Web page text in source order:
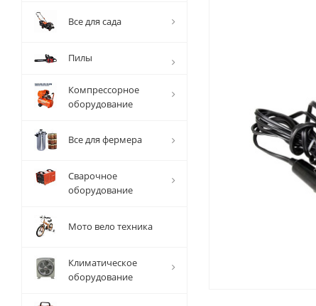
Все для сада
Пилы
Компрессорное
оборудование
Все для фермера
Сварочное
оборудование
Мото вело техника
Климатическое
оборудование